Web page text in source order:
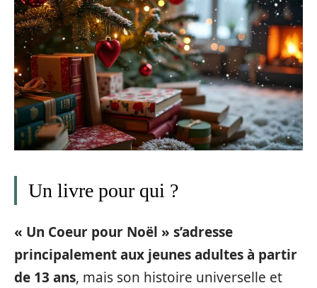
Un livre pour qui ?
« Un Coeur pour Noël » s’adresse
principalement aux jeunes adultes à partir
de 13 ans, mais son histoire universelle et